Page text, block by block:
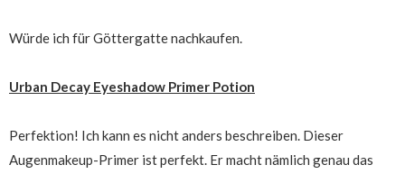
Würde ich für Göttergatte nachkaufen.
Urban Decay Eyeshadow Primer Potion
Perfektion! Ich kann es nicht anders beschreiben. Dieser
Augenmakeup-Primer ist perfekt. Er macht nämlich genau das